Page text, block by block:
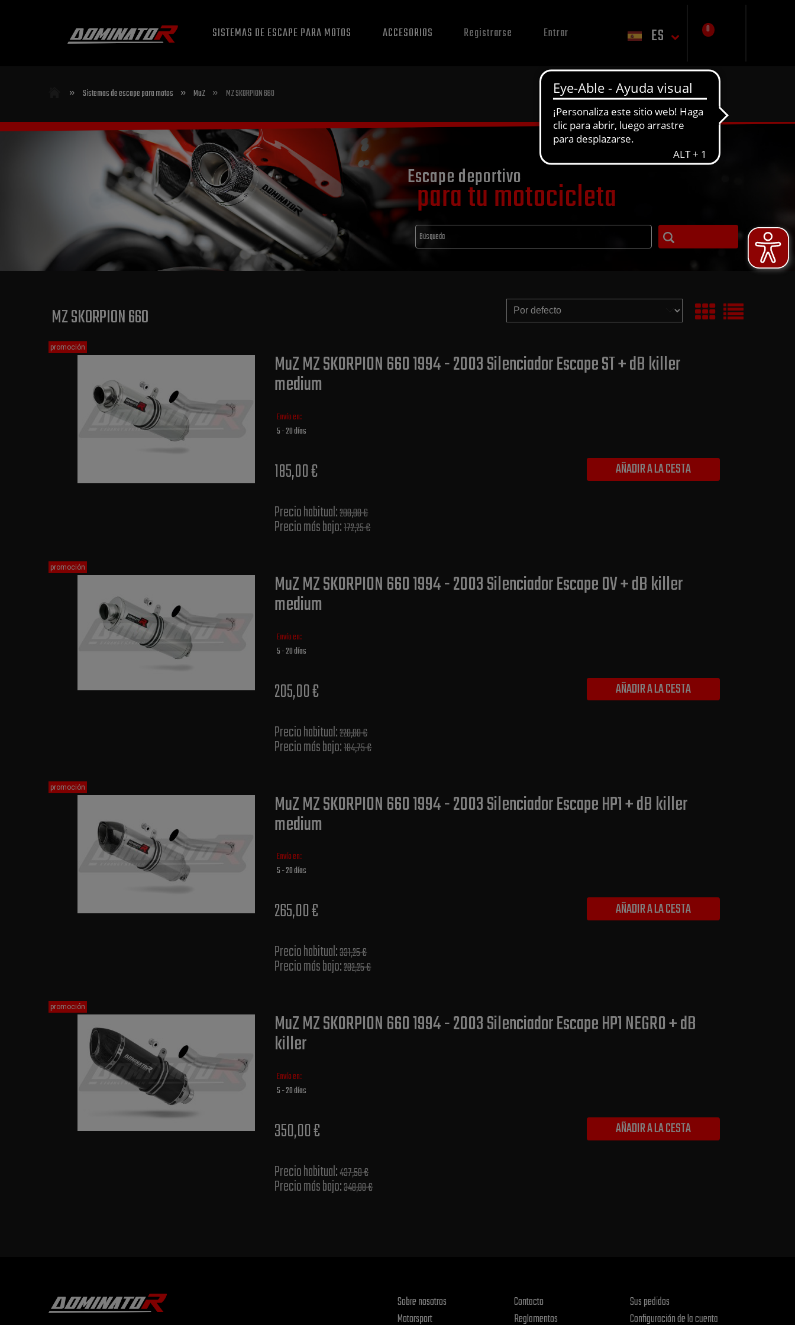
SISTEMAS DE ESCAPE PARA MOTOS ACCESORIOS Registrarse Entrar ES 0
» Sistemas de escape para motos » MuZ » MZ SKORPION 660
Escape deportivo
para tu motocicleta
MZ SKORPION 660
MuZ MZ SKORPION 660 1994 - 2003 Silenciador Escape ST + dB killer
medium
Envío en:
5 - 20 días
185,00 €
Precio habitual​:200,00 €
Precio más bajo​:172,25 €
AÑADIR A LA CESTA
promoción
MuZ MZ SKORPION 660 1994 - 2003 Silenciador Escape OV + dB killer
medium
Envío en:
5 - 20 días
205,00 €
Precio habitual​:220,00 €
Precio más bajo​:184,75 €
AÑADIR A LA CESTA
promoción
MuZ MZ SKORPION 660 1994 - 2003 Silenciador Escape HP1 + dB killer
medium
Envío en:
5 - 20 días
265,00 €
Precio habitual​:331,25 €
Precio más bajo​:282,25 €
AÑADIR A LA CESTA
promoción
MuZ MZ SKORPION 660 1994 - 2003 Silenciador Escape HP1 NEGRO + dB
killer
Envío en:
5 - 20 días
350,00 €
Precio habitual​:437,50 €
Precio más bajo​:348,00 €
AÑADIR A LA CESTA
promoción
Sobre nosotros
Motorsport
Contacto
Reglamentos
Sus pedidos
Configuración de la cuenta